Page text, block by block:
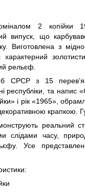
2 копійки
випуск, що
Виготовлена з
рельєф.
СРСР з 15
республіки, та напис
і рік «1965»,
крапкою.
реальний
слідами часу,
Усе